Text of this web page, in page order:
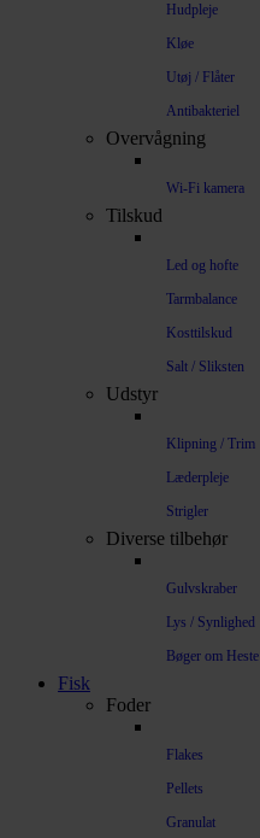
Hudpleje
Kløe
Utøj / Flåter
Antibakteriel
Overvågning
Wi-Fi kamera
Tilskud
Led og hofte
Tarmbalance
Kosttilskud
Salt / Sliksten
Udstyr
Klipning / Trim
Læderpleje
Strigler
Diverse tilbehør
Gulvskraber
Lys / Synlighed
Bøger om Heste
Fisk
Foder
Flakes
Pellets
Granulat